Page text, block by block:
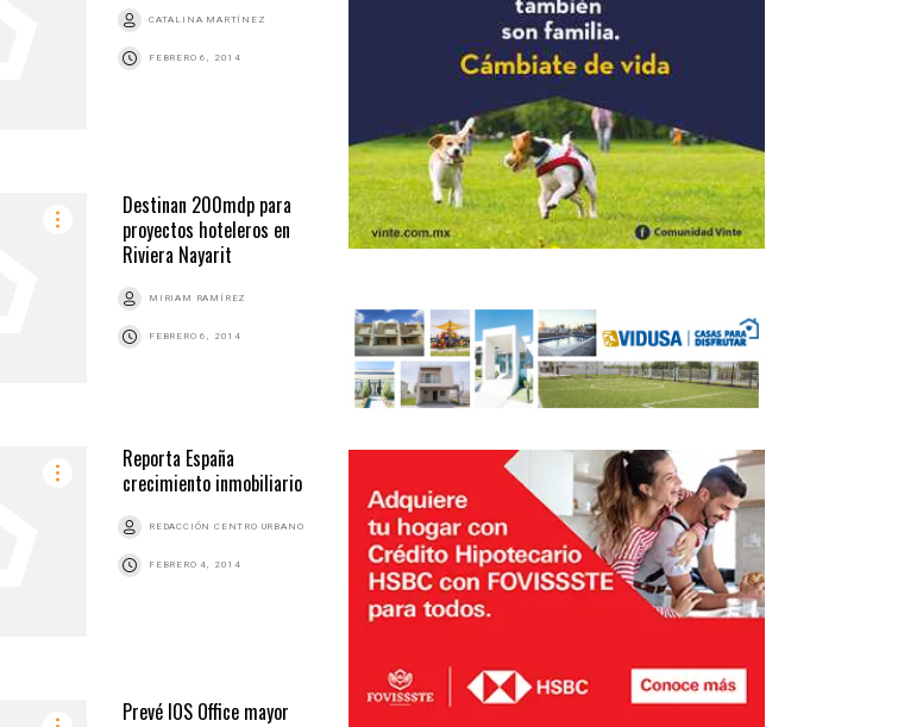
CATALINA MARTÍNEZ
FEBRERO 6, 2014
Destinan 200mdp para
proyectos hoteleros en
Riviera Nayarit
MIRIAM RAMÍREZ
FEBRERO 6, 2014
Reporta España
crecimiento inmobiliario
REDACCIÓN CENTRO URBANO
FEBRERO 4, 2014
Prevé IOS Office mayor